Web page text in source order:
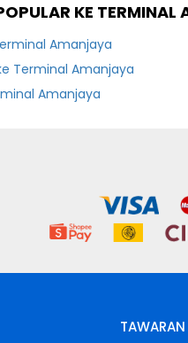
KE TERMINAL
Amanjaya
Terminal Amanjaya
Amanjaya